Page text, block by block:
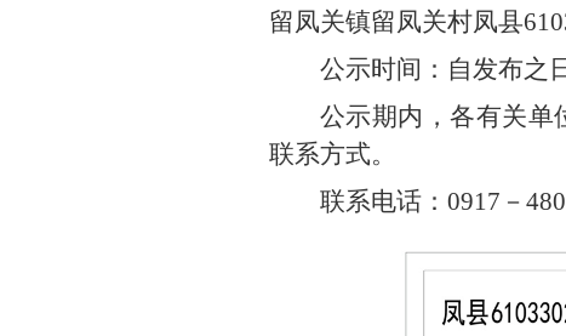
留凤关镇留凤关村凤县
公示时间：自发布之
公示期内，各有关单
联系方式。
联系电话：0917－